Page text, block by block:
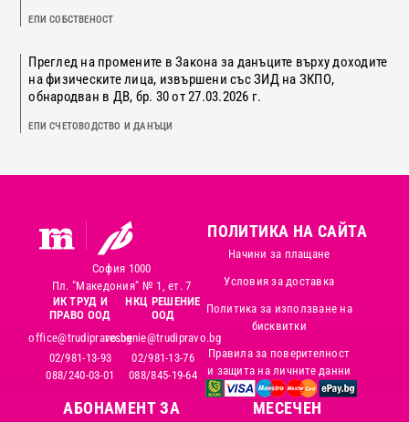
ЕПИ СОБСТВЕНОСТ
Преглед на промените в Закона за данъците върху доходите
на физическите лица, извършени със ЗИД на ЗКПО,
обнародван в ДВ, бр. 30 от 27.03.2026 г.
ЕПИ СЧЕТОВОДСТВО И ДАНЪЦИ
София 1000
Пл. "Македония" № 1, ет. 7
ИК ТРУД И
ПРАВО ООД
office@trudipravo.bg
02/981-13-93
088/240-03-01
НКЦ РЕШЕНИЕ
ООД
reshenie@trudipravo.bg
02/981-13-76
088/845-19-64
ПОЛИТИКА НА САЙТА
Начини за плащане
Условия за доставка
Политика за използване на
бисквитки
Правила за поверителност
и защита на личните данни
АБОНАМЕНТ ЗА
MЕСЕЧЕН